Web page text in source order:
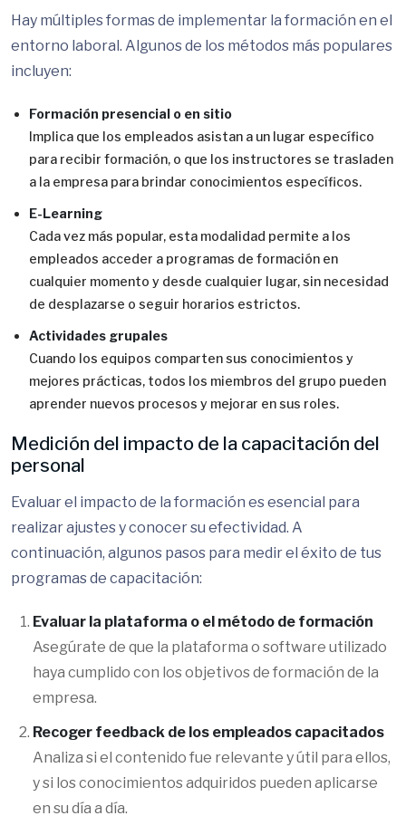
Hay múltiples formas de implementar la formación en el
entorno laboral. Algunos de los métodos más populares
incluyen:
Formación presencial o en sitio
Implica que los empleados asistan a un lugar específico
para recibir formación, o que los instructores se trasladen
a la empresa para brindar conocimientos específicos.
E-Learning
Cada vez más popular, esta modalidad permite a los
empleados acceder a programas de formación en
cualquier momento y desde cualquier lugar, sin necesidad
de desplazarse o seguir horarios estrictos.
Actividades grupales
Cuando los equipos comparten sus conocimientos y
mejores prácticas, todos los miembros del grupo pueden
aprender nuevos procesos y mejorar en sus roles.
Medición del impacto de la capacitación del
personal
Evaluar el impacto de la formación es esencial para
realizar ajustes y conocer su efectividad. A
continuación, algunos pasos para medir el éxito de tus
programas de capacitación:
Evaluar la plataforma o el método de formación
Asegúrate de que la plataforma o software utilizado
haya cumplido con los objetivos de formación de la
empresa.
Recoger feedback de los empleados capacitados
Analiza si el contenido fue relevante y útil para ellos,
y si los conocimientos adquiridos pueden aplicarse
en su día a día.